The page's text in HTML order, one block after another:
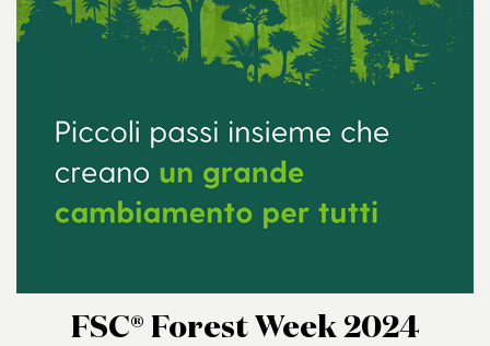
FSC® Forest Week 2024